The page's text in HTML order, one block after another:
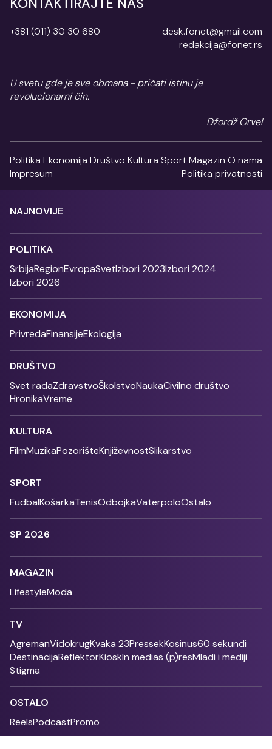
+381 (011) 30 30 680
desk.fonet@gmail.com
redakcija@fonet.rs
U svetu gde je sve obmana - pričati istinu je
revolucionarni čin.
Džordž Orvel
Politika Ekonomija Društvo Kultura SportMagazin O nama
Impresum
Politika privatnosti
NAJNOVIJE
POLITIKA
SrbijaRegionEvropaSvetIzbori 2023Izbori 2024
Izbori 2026
EKONOMIJA
PrivredaFinansijeEkologija
DRUŠTVO
Svet radaZdravstvoŠkolstvoNaukaCivilno društvo
HronikaVreme
KULTURA
FilmMuzikaPozorišteKnjiževnostSlikarstvo
SPORT
FudbalKošarkaTenisOdbojkaVaterpoloOstalo
SP 2026
MAGAZIN
LifestyleModa
TV
AgremanVidokrugKvaka 23PressekKosinus60 sekundi
DestinacijaReflektorKioskIn medias (p)resMladi i mediji
Stigma
OSTALO
ReelsPodcastPromo